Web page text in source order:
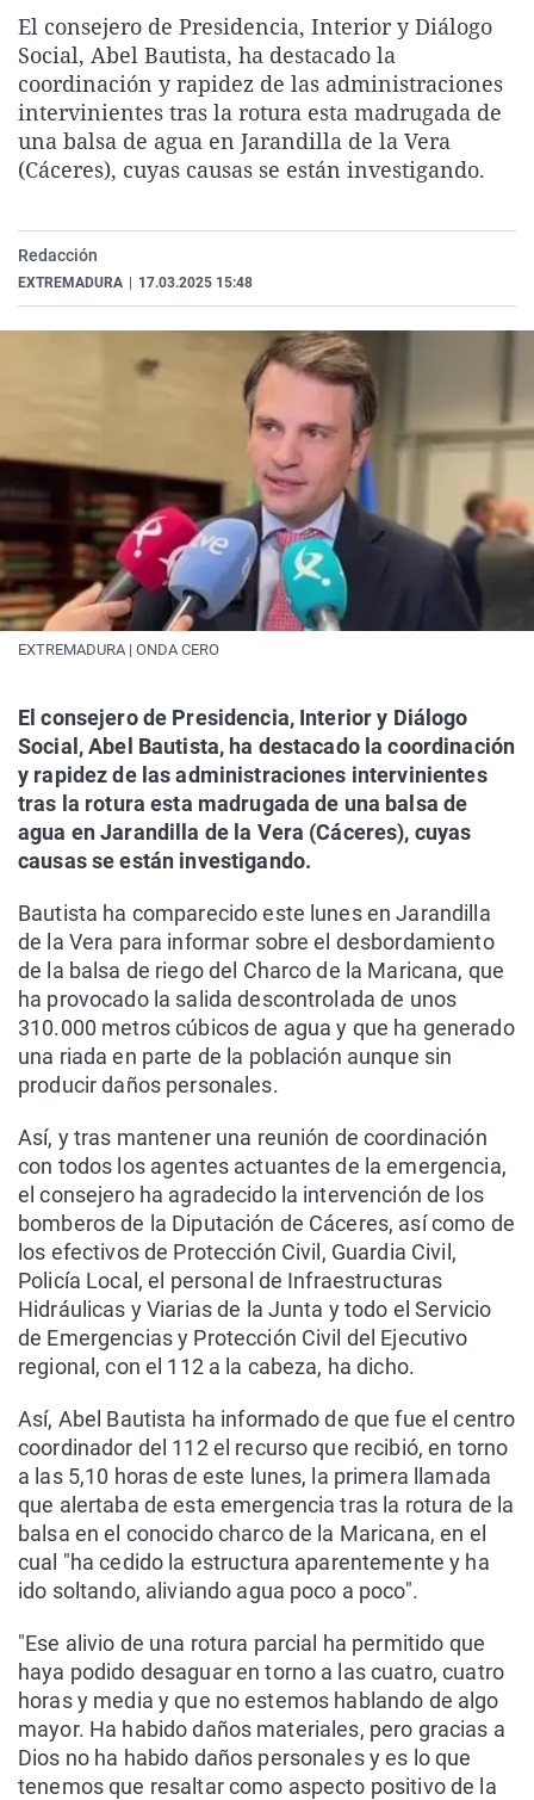
La rosa de los vientos
Gente viajera
Como el perro y el
Caso
Retornados
Equipo de
Operación Viuda
Extremadura
Galicia
La Rioja
Navarra
País Vasco
Virales
Televisión
Elecciones
El consejero de Presidencia, Interior y Diálogo
Social, Abel Bautista, ha destacado la
coordinación y rapidez de las administraciones
intervinientes tras la rotura esta madrugada de
una balsa de agua en Jarandilla de la Vera
(Cáceres), cuyas causas se están investigando.
Redacción
EXTREMADURA 17.03.2025 15:48
EXTREMADURA | ONDA CERO
El consejero de Presidencia, Interior y Diálogo
Social, Abel Bautista, ha destacado la coordinación
y rapidez de las administraciones intervinientes
tras la rotura esta madrugada de una balsa de
agua en Jarandilla de la Vera (Cáceres), cuyas
causas se están investigando.
Bautista ha comparecido este lunes en Jarandilla
de la Vera para informar sobre el desbordamiento
de la balsa de riego del Charco de la Maricana, que
ha provocado la salida descontrolada de unos
310.000 metros cúbicos de agua y que ha generado
una riada en parte de la población aunque sin
producir daños personales.
Así, y tras mantener una reunión de coordinación
con todos los agentes actuantes de la emergencia,
el consejero ha agradecido la intervención de los
bomberos de la Diputación de Cáceres, así como de
los efectivos de Protección Civil, Guardia Civil,
Policía Local, el personal de Infraestructuras
Hidráulicas y Viarias de la Junta y todo el Servicio
de Emergencias y Protección Civil del Ejecutivo
regional, con el 112 a la cabeza, ha dicho.
Así, Abel Bautista ha informado de que fue el centro
coordinador del 112 el recurso que recibió, en torno
a las 5,10 horas de este lunes, la primera llamada
que alertaba de esta emergencia tras la rotura de la
balsa en el conocido charco de la Maricana, en el
cual "ha cedido la estructura aparentemente y ha
ido soltando, aliviando agua poco a poco".
"Ese alivio de una rotura parcial ha permitido que
haya podido desaguar en torno a las cuatro, cuatro
horas y media y que no estemos hablando de algo
mayor. Ha habido daños materiales, pero gracias a
Dios no ha habido daños personales y es lo que
tenemos que resaltar como aspecto positivo de la